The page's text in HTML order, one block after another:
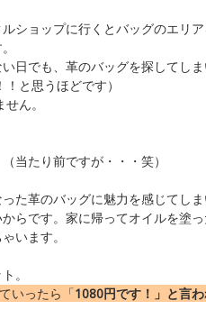
ショップに行くとバッグのエリ
日でも、革のバッグを探してし
と思うほどです）
ん。
当たり前ですが・・・笑）
た革のバッグに魅力を感じてし
らです。家に帰ってオイルを塗
います。
。
いったら「1080円です！」と言